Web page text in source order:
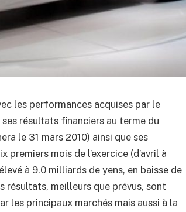
les performances acquises par le
résultats financiers au terme du
le 31 mars 2010) ainsi que ses
mois de l’exercice (d’avril à
à 9.0 milliards de yens, en baisse de
résultats, meilleurs que prévus, sont
les principaux marchés mais aussi à la